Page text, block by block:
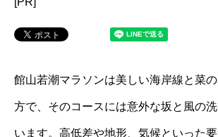
館山若潮マラソンは美しい海岸線と菜
方で、そのコースには意外な坂と風の
います。高低差や地形、気候といった